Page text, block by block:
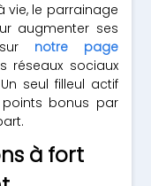
vie, le parrainage
augmenter ses
notre page
réseaux sociaux
seul filleul actif
bonus par
à fort